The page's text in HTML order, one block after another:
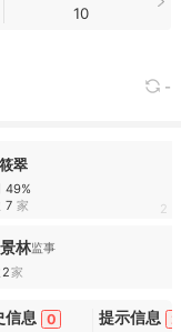
10
-
翠
49%
7 家 2
林监事
2家
信息 0 提示信息 2